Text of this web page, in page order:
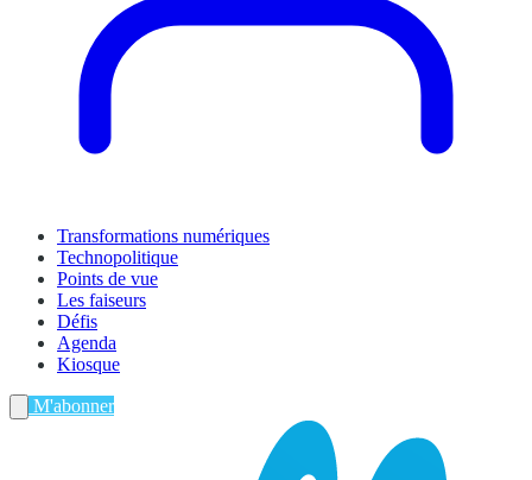
Transformations numériques
Technopolitique
Points de vue
Les faiseurs
Défis
Agenda
Kiosque
M'abonner